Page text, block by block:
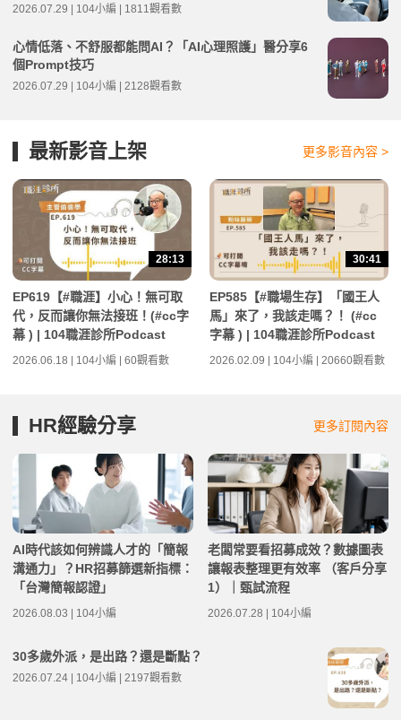
2026.07.29 | 104小編 | 1811觀看數
心情低落、不舒服都能問AI？「AI心理照護」醫分享6
個Prompt技巧
2026.07.29 | 104小編 | 2128觀看數
最新影音上架 更多影音內容 >
28:13
EP619【#職涯】小心！無可取
代，反而讓你無法接班！(#cc字
幕 ) | 104職涯診所Podcast
2026.06.18 | 104小編 | 60觀看數
30:41
EP585【#職場生存】「國王人
馬」來了，我該走嗎？！ (#cc
字幕 ) | 104職涯診所Podcast
2026.02.09 | 104小編 | 20660觀看數
HR經驗分享 更多訂閱內容
AI時代該如何辨識人才的「簡報
溝通力」？HR招募篩選新指標：
「台灣簡報認證」
2026.08.03 | 104小編
老闆常要看招募成效？數據圖表
讓報表整理更有效率 （客戶分享
1）｜甄試流程
2026.07.28 | 104小編
30多歲外派，是出路？還是斷點？
2026.07.24 | 104小編 | 2197觀看數